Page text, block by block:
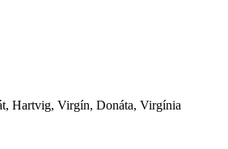
Hartvig, Virgín, Donáta, Virgínia